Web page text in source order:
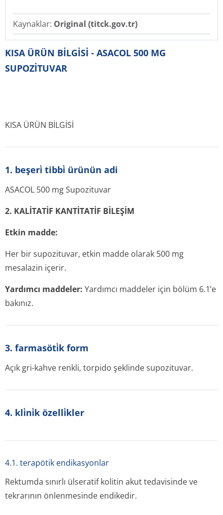
Kaynaklar: Original (titck.gov.tr)
KISA ÜRÜN BİLGİSİ - ASACOL 500 MG
SUPOZİTUVAR
KISA ÜRÜN BİLGİSİ
1. beşeri̇ tibbi̇ ürünün adi
ASACOL 500 mg Supozituvar
2. KALİTATİF KANTİTATİF BİLEŞİM
Etkin madde:
Her bir supozituvar, etkin madde olarak 500 mg
mesalazin içerir.
Yardımcı maddeler: Yardımcı maddeler için bölüm 6.1’e
bakınız.
3. farmasöti̇k form
Açık gri-kahve renkli, torpido şeklinde supozituvar.
4. kli̇ni̇k özelli̇kler
4.1. terapötik endikasyonlar
Rektumda sınırlı ülseratif kolitin akut tedavisinde ve
tekrarının önlenmesinde endikedir.